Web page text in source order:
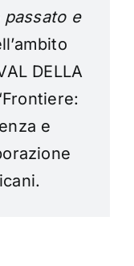
e
DELLA
e